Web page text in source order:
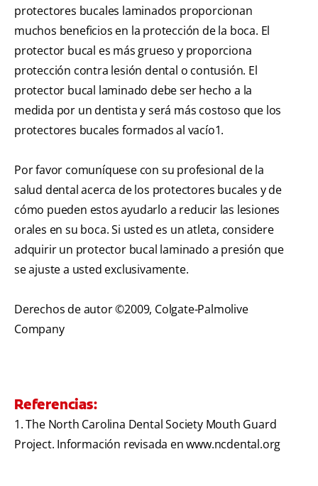
protectores bucales laminados proporcionan
muchos beneficios en la protección de la boca. El
protector bucal es más grueso y proporciona
protección contra lesión dental o contusión. El
protector bucal laminado debe ser hecho a la
medida por un dentista y será más costoso que los
protectores bucales formados al vacío1.
Por favor comuníquese con su profesional de la
salud dental acerca de los protectores bucales y de
cómo pueden estos ayudarlo a reducir las lesiones
orales en su boca. Si usted es un atleta, considere
adquirir un protector bucal laminado a presión que
se ajuste a usted exclusivamente.
Derechos de autor ©2009, Colgate-Palmolive
Company
Referencias:
1. The North Carolina Dental Society Mouth Guard
Project. Información revisada en www.ncdental.org